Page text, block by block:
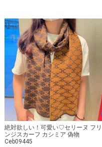
絶対欲しい！可愛い♡セリーヌ フリ
ンジスカーフ カシミア 偽物
Ceb09445